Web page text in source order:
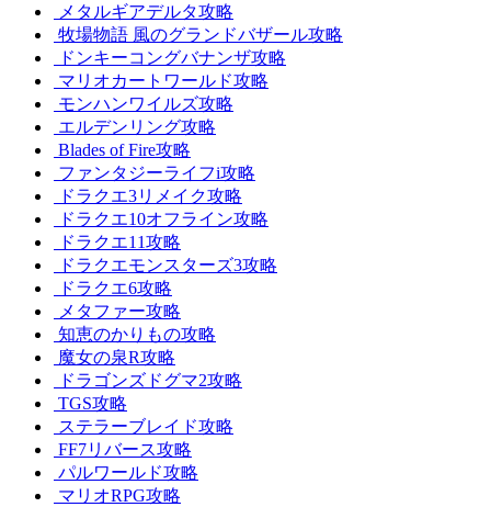
メタルギアデルタ攻略
牧場物語 風のグランドバザール攻略
ドンキーコングバナンザ攻略
マリオカートワールド攻略
モンハンワイルズ攻略
エルデンリング攻略
Blades of Fire攻略
ファンタジーライフi攻略
ドラクエ3リメイク攻略
ドラクエ10オフライン攻略
ドラクエ11攻略
ドラクエモンスターズ3攻略
ドラクエ6攻略
メタファー攻略
知恵のかりもの攻略
魔女の泉R攻略
ドラゴンズドグマ2攻略
TGS攻略
ステラーブレイド攻略
FF7リバース攻略
パルワールド攻略
マリオRPG攻略